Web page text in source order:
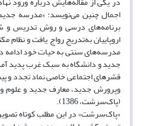
اجمال چنین می‌نویسد: «مدرسه
برنامه‌های درسی و روش تدریس و
اروپاییان به‌تدریج رواج یافت و
مدرسه‌های سنتی به حیات خود ادامه
جدید و دانشگاه به سبک غرب پدید
قشرهای اجتماعی خاصی نماد تجدد
وپرورش جدید، معارف جدید و علوم
(پاک‌سرشت، 1386).
«پاک‌سرشت» در این مطلب کوتاه